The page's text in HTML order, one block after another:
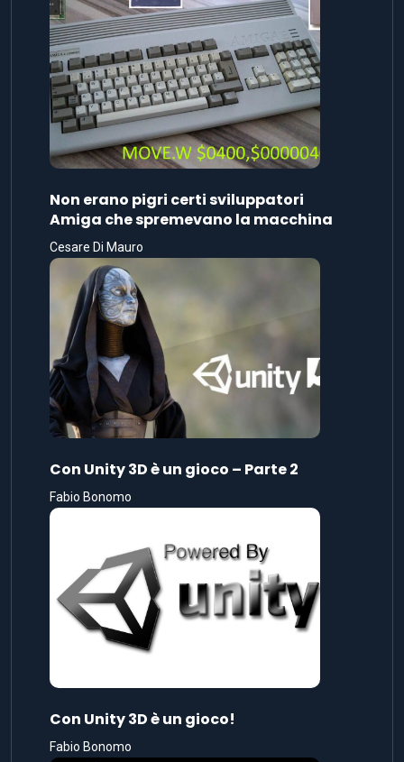
Non erano pigri certi sviluppatori
Amiga che spremevano la macchina
Cesare Di Mauro
Con Unity 3D è un gioco – Parte 2
Fabio Bonomo
Con Unity 3D è un gioco!
Fabio Bonomo